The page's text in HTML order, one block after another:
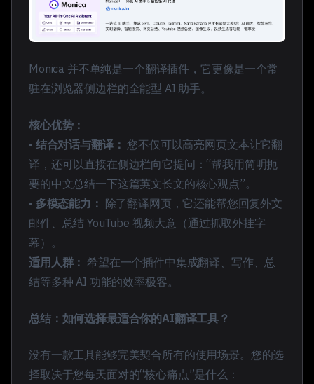
Monica 并不单纯是一个翻译插件，它更像是一个常
驻在浏览器侧边栏的全能型 AI 助手。
核心优势：
• 结合对话与翻译： 您不仅可以高亮网页文本让它翻
译，还可以直接在侧边栏向它提问：“帮我用简明扼
要的中文总结一下这篇英文长文的核心观点”。
• 多模态能力： 除了翻译网页，它还能帮您回复外文
邮件、总结 YouTube 视频大意（通过抓取外挂字
幕）。
适用人群： 希望在一个插件中集成翻译、写作、总
结等多种 AI 功能的效率极客。
总结：如何选择最适合你的AI翻译工具？
没有一款工具能够完美契合所有的使用场景。您的选
择取决于您每天面对的“核心痛点”是什么：